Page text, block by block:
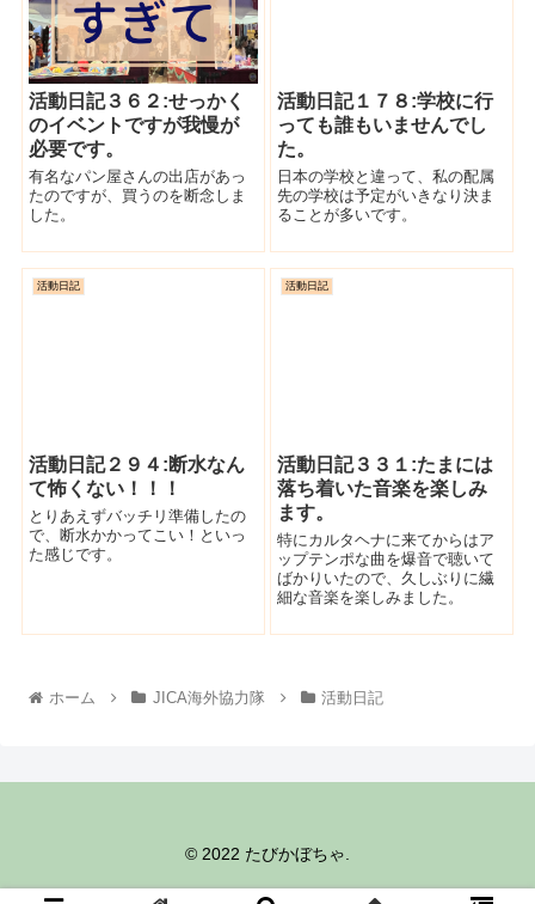
活動日記３６２:せっかく
のイベントですが我慢が
必要です。
有名なパン屋さんの出店があっ
たのですが、買うのを断念しま
した。
活動日記１７８:学校に行
っても誰もいませんでし
た。
日本の学校と違って、私の配属
先の学校は予定がいきなり決ま
ることが多いです。
活動日記
活動日記２９４:断水なん
て怖くない！！！
とりあえずバッチリ準備したの
で、断水かかってこい！といっ
た感じです。
活動日記
活動日記３３１:たまには
落ち着いた音楽を楽しみ
ます。
特にカルタヘナに来てからはア
ップテンポな曲を爆音で聴いて
ばかりいたので、久しぶりに繊
細な音楽を楽しみました。
ホーム JICA海外協力隊 活動日記
© 2022 たびかぼちゃ.